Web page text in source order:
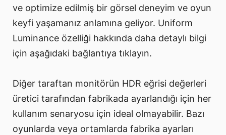
ve optimize edilmiş bir görsel deneyim ve oyun
keyfi yaşamanız anlamına geliyor. Uniform
Luminance özelliği hakkında daha detaylı bilgi
için aşağıdaki bağlantıya tıklayın.
Diğer taraftan monitörün HDR eğrisi değerleri
üretici tarafından fabrikada ayarlandığı için her
kullanım senaryosu için ideal olmayabilir. Bazı
oyunlarda veya ortamlarda fabrika ayarları